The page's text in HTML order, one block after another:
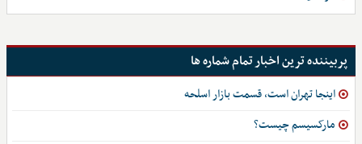
پربیننده ترین اخبار تمام شماره ها
اینجا تهران است، قسمت بازار اسلحه
مارکسیسم چیست؟